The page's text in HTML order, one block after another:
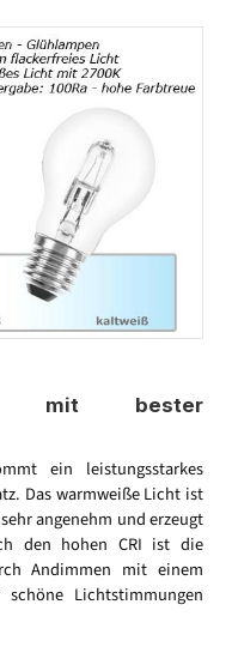
mit bester
ein leistungsstarkes
Das warmweiße Licht ist
angenehm und erzeugt
den hohen CRI ist die
Andimmen mit einem
Lichtstimmungen